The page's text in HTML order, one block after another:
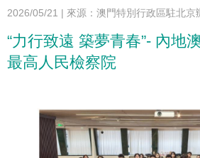
2026/05/21 | 來源：澳門特別行政區駐北京
“力行致遠 築夢青春”- 內地
最高人民檢察院